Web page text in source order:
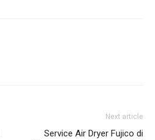
Next article
Service Air Dryer Fujico di